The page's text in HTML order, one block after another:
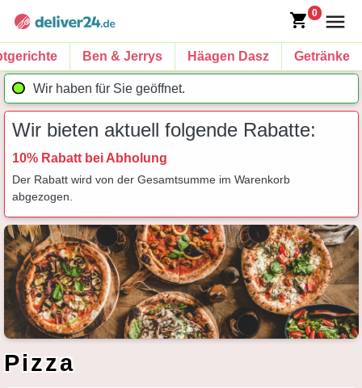
0
Ben & Jerrys Häagen Dasz Getränke
Wir haben für Sie geöffnet.
Wir bieten aktuell folgende Rabatte:
10% Rabatt bei Abholung
Der Rabatt wird von der Gesamtsumme im Warenkorb
abgezogen.
Pizza